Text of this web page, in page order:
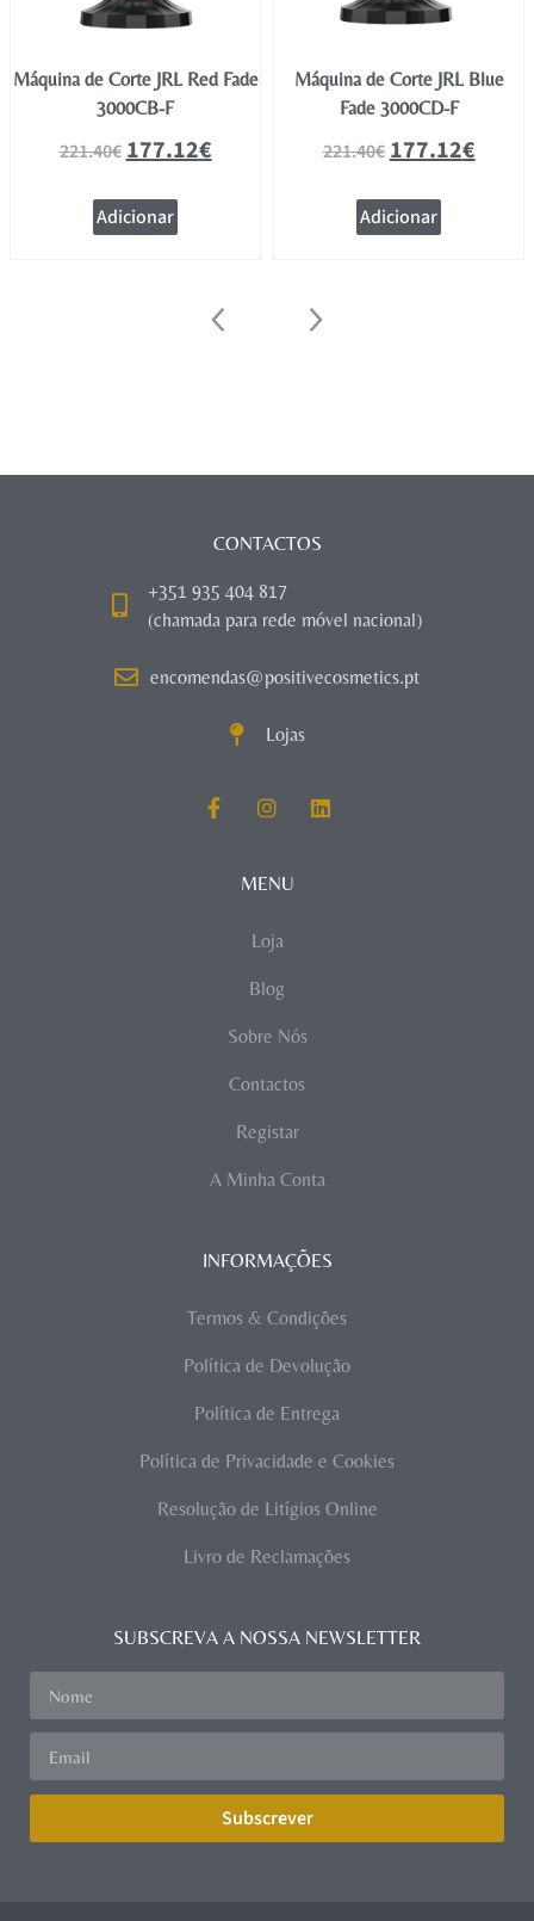
Máquina de Corte JRL Red Fade
3000CB-F
221.40€177.12€
Adicionar
Máquina de Corte JRL Blue
Fade 3000CD-F
221.40€177.12€
Adicionar
CONTACTOS
+351 935 404 817
(chamada para rede móvel nacional)
encomendas@positivecosmetics.pt
Lojas
MENU
Loja
Blog
Sobre Nós
Contactos
Registar
A Minha Conta
INFORMAÇÕES
Termos & Condições
Política de Devolução
Política de Entrega
Política de Privacidade e Cookies
Resolução de Litígios Online
Livro de Reclamações
SUBSCREVA A NOSSA NEWSLETTER
Subscrever